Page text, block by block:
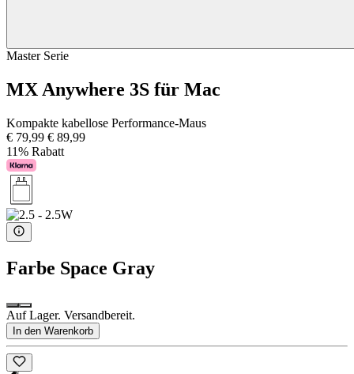
Master Serie
MX Anywhere 3S für Mac
Kompakte kabellose Performance-Maus
€ 79,99 € 89,99
11% Rabatt
Farbe Space Gray
Auf Lager. Versandbereit.
In den Warenkorb